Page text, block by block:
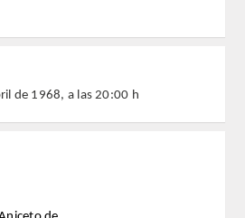
de 1968, a las 20:00 h